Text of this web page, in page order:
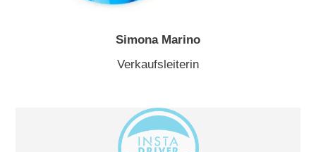
Simona Marino
Verkaufsleiterin